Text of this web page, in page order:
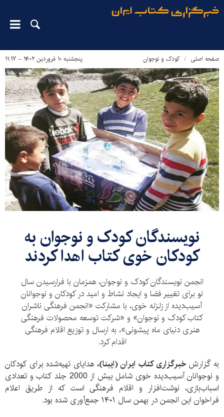
صفحه اصلی کودک و نوجوان پنجشنبه ۱۰ فروردین ۱۴۰۲ - ۱۱:۱۷
نویسندگان کودک و نوجوان به
کودکان خوی کتاب اهدا کردند
انجمن نویسندگان کودک و نوجوان، همزمان با فرارسیدن سال
نو برای تغییر فضا و ایجاد نشاط و امید در کودکان و نوجوانان
آسیب‌دیده از زلزله خوی، با مشارکت «انجمن فرهنگی ناشران
کتاب کودک و نوجوان» و «شرکت توسعه محصولات فرهنگی
هنری دنیای ماه پیشونی»، به ارسال و توزیع اقلام فرهنگی
اقدام کرد.
به گزارشخبرگزاری کتاب ایران (ایبنا)، هدایای تهیه‌شده برای کودکان
و نوجوانان آسیب‌دیده خوی شامل بیش از 2000 جلد کتاب و تعدادی
اسباب‌بازی، نوشت‌افزار و اقلام فرهنگی است که از طریق اعلام
فراخوان این انجمن در بهمن‌ سال ١۴٠١ جمع‌آوری شده بود.